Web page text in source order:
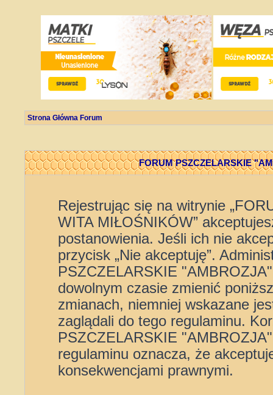
Strona Główna Forum
FORUM PSZCZELARSKIE
Rejestrując się na witrynie
WITA MIŁOŚNIKÓW”
postanowienia. Jeśli ich nie
przycisk „Nie akceptuję”.
PSZCZELARSKIE
dowolnym czasie zmienić
zmianach, niemniej wskazane
zaglądali do tego regulaminu.
PSZCZELARSKIE
regulaminu oznacza, że
konsekwencjami prawnymi.